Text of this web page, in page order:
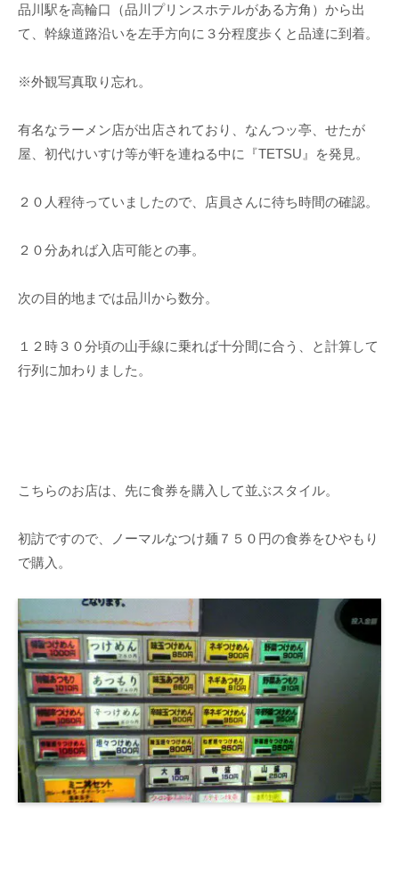
品川駅を高輪口（品川プリンスホテルがある方角）から出
て、幹線道路沿いを左手方向に３分程度歩くと品達に到着。
※外観写真取り忘れ。
有名なラーメン店が出店されており、なんつッ亭、せたが
屋、初代けいすけ等が軒を連ねる中に『TETSU』を発見。
２０人程待っていましたので、店員さんに待ち時間の確認。
２０分あれば入店可能との事。
次の目的地までは品川から数分。
１２時３０分頃の山手線に乗れば十分間に合う、と計算して
行列に加わりました。
こちらのお店は、先に食券を購入して並ぶスタイル。
初訪ですので、ノーマルなつけ麺７５０円の食券をひやもり
で購入。